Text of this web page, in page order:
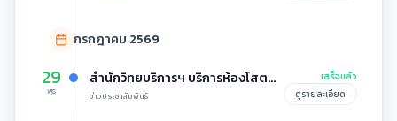
กรกฎาคม 2569
29
พุธ
สํานักวิทยบริการฯ บริการห้องโสต
ทัศนวัสดุและอุปกรณ์โสตทัศนวัสดุใน
ข่าวประชาสัมพันธ์
เสร็จแล้ว
ดูรายละเอียด